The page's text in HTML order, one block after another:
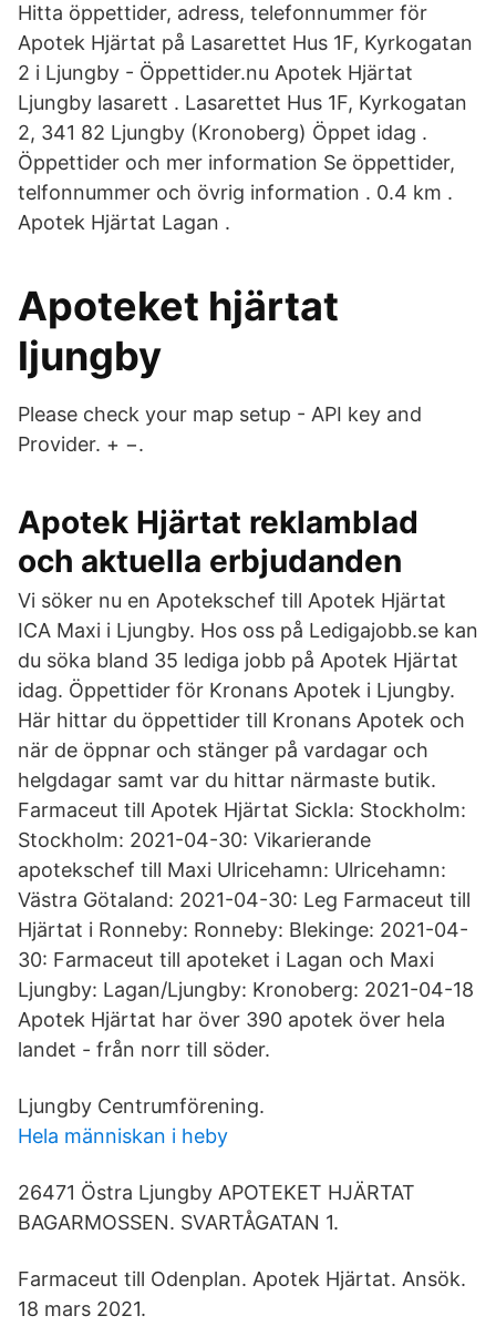
Hitta öppettider, adress, telefonnummer för
Apotek Hjärtat på Lasarettet Hus 1F, Kyrkogatan
2 i Ljungby - Öppettider.nu Apotek Hjärtat
Ljungby lasarett . Lasarettet Hus 1F, Kyrkogatan
2, 341 82 Ljungby (Kronoberg) Öppet idag .
Öppettider och mer information Se öppettider,
telfonnummer och övrig information . 0.4 km .
Apotek Hjärtat Lagan .
Apoteket hjärtat
ljungby
Please check your map setup - API key and
Provider. + −.
Apotek Hjärtat reklamblad
och aktuella erbjudanden
Vi söker nu en Apotekschef till Apotek Hjärtat
ICA Maxi i Ljungby. Hos oss på Ledigajobb.se kan
du söka bland 35 lediga jobb på Apotek Hjärtat
idag. Öppettider för Kronans Apotek i Ljungby.
Här hittar du öppettider till Kronans Apotek och
när de öppnar och stänger på vardagar och
helgdagar samt var du hittar närmaste butik.
Farmaceut till Apotek Hjärtat Sickla: Stockholm:
Stockholm: 2021-04-30: Vikarierande
apotekschef till Maxi Ulricehamn: Ulricehamn:
Västra Götaland: 2021-04-30: Leg Farmaceut till
Hjärtat i Ronneby: Ronneby: Blekinge: 2021-04-
30: Farmaceut till apoteket i Lagan och Maxi
Ljungby: Lagan/Ljungby: Kronoberg: 2021-04-18
Apotek Hjärtat har över 390 apotek över hela
landet - från norr till söder.
Ljungby Centrumförening.
Hela människan i heby
26471 Östra Ljungby APOTEKET HJÄRTAT
BAGARMOSSEN. SVARTÅGATAN 1.
Farmaceut till Odenplan. Apotek Hjärtat. Ansök.
18 mars 2021.